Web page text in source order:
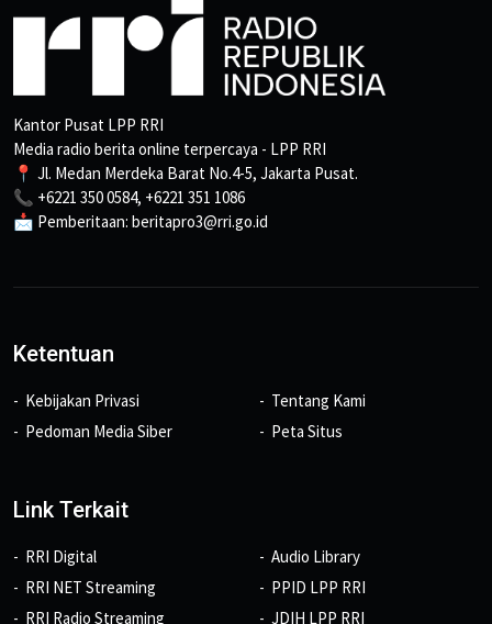
Kantor Pusat LPP RRI
Media radio berita online terpercaya - LPP RRI
📍 Jl. Medan Merdeka Barat No.4-5, Jakarta Pusat.
📞 +6221 350 0584, +6221 351 1086
📩 Pemberitaan: beritapro3@rri.go.id
Ketentuan
Kebijakan Privasi
Pedoman Media Siber
Tentang Kami
Peta Situs
Link Terkait
RRI Digital
RRI NET Streaming
RRI Radio Streaming
Audio Library
PPID LPP RRI
JDIH LPP RRI